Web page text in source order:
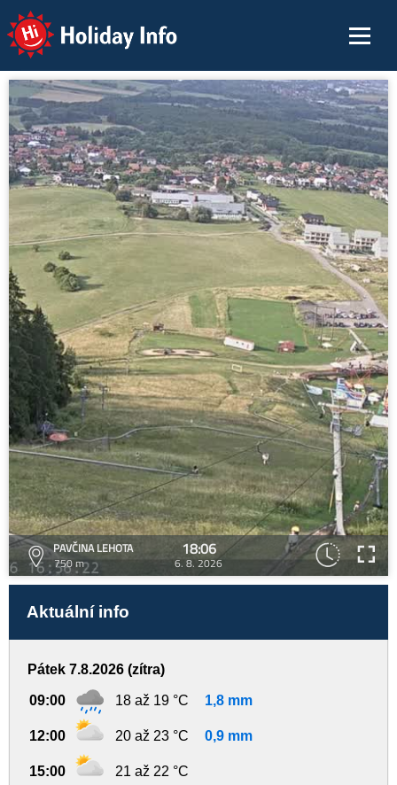
Holiday Info
PAVČINA LEHOTA
750 m
18:06
6. 8. 2026
Aktuální info
Pátek 7.8.2026 (zítra)
09:00 18 až 19 °C 1,8 mm
12:00 20 až 23 °C 0,9 mm
15:00 21 až 22 °C